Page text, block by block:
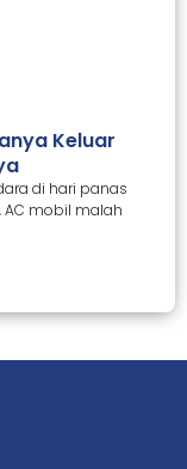
Keluar
di hari panas
AC mobil malah